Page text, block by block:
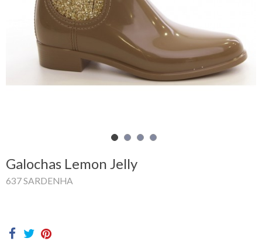
Glispe
Mulher
Homem
Marcas
Facebook
Galochas Lemon Jelly
637 SARDENHA